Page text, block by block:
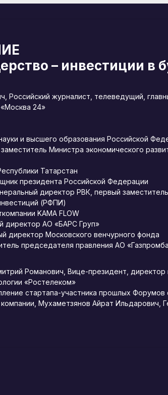
– инвестиции в
Российский журналист, телеведущий,
24»
и высшего образования Российской
Министра экономического
Татарстан
президента Российской Федерации
директор РВК, первый
(РФПИ)
KAMA FLOW
директор АО «БАРС Груп»
директор Московского венчурного фонда
председателя правления АО
Романович, Вице-президент, директор
«Ростелеком»
стартапа-участника прошлых Форумов
Мухаметзянов Айрат Ильдарович,